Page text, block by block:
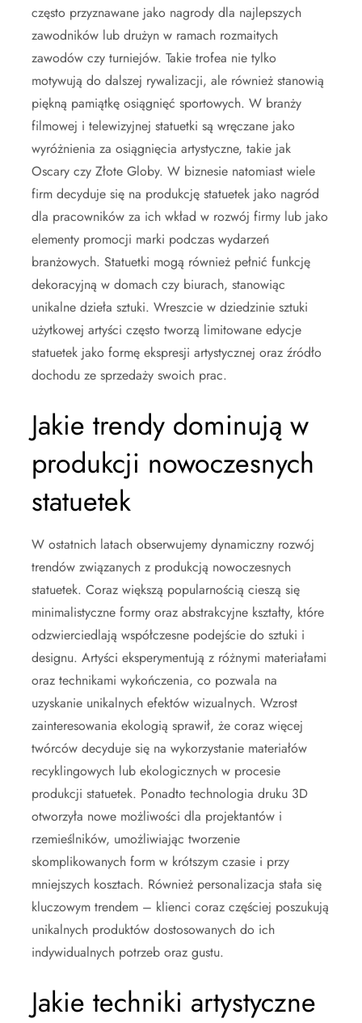
często przyznawane jako nagrody dla najlepszych
zawodników lub drużyn w ramach rozmaitych
zawodów czy turniejów. Takie trofea nie tylko
motywują do dalszej rywalizacji, ale również stanowią
piękną pamiątkę osiągnięć sportowych. W branży
filmowej i telewizyjnej statuetki są wręczane jako
wyróżnienia za osiągnięcia artystyczne, takie jak
Oscary czy Złote Globy. W biznesie natomiast wiele
firm decyduje się na produkcję statuetek jako nagród
dla pracowników za ich wkład w rozwój firmy lub jako
elementy promocji marki podczas wydarzeń
branżowych. Statuetki mogą również pełnić funkcję
dekoracyjną w domach czy biurach, stanowiąc
unikalne dzieła sztuki. Wreszcie w dziedzinie sztuki
użytkowej artyści często tworzą limitowane edycje
statuetek jako formę ekspresji artystycznej oraz źródło
dochodu ze sprzedaży swoich prac.
Jakie trendy dominują w
produkcji nowoczesnych
statuetek
W ostatnich latach obserwujemy dynamiczny rozwój
trendów związanych z produkcją nowoczesnych
statuetek. Coraz większą popularnością cieszą się
minimalistyczne formy oraz abstrakcyjne kształty, które
odzwierciedlają współczesne podejście do sztuki i
designu. Artyści eksperymentują z różnymi materiałami
oraz technikami wykończenia, co pozwala na
uzyskanie unikalnych efektów wizualnych. Wzrost
zainteresowania ekologią sprawił, że coraz więcej
twórców decyduje się na wykorzystanie materiałów
recyklingowych lub ekologicznych w procesie
produkcji statuetek. Ponadto technologia druku 3D
otworzyła nowe możliwości dla projektantów i
rzemieślników, umożliwiając tworzenie
skomplikowanych form w krótszym czasie i przy
mniejszych kosztach. Również personalizacja stała się
kluczowym trendem – klienci coraz częściej poszukują
unikalnych produktów dostosowanych do ich
indywidualnych potrzeb oraz gustu.
Jakie techniki artystyczne